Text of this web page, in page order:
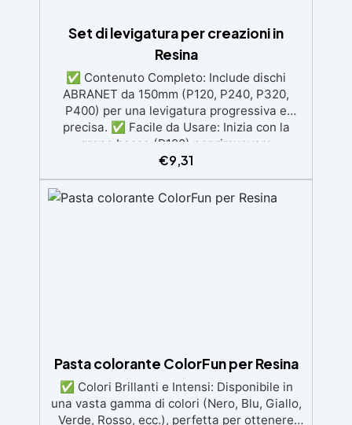
Set di levigatura per creazioni in
Resina
✅ Contenuto Completo: Include dischi
ABRANET da 150mm (P120, P240, P320,
P400) per una levigatura progressiva e
precisa. ✅ Facile da Usare: Inizia con la
grana bassa (P120) per rimuovere
imperfezioni e passa progressivamente a
grane più fini per una finitura omogenea. ✅
Tecnologia Avanzata: I dischi retati
favoriscono l'aspirazione della polvere,
principianti.
€9,31
Pasta colorante ColorFun per Resina
✅ Colori Brillanti e Intensi: Disponibile in
una vasta gamma di colori (Nero, Blu, Giallo,
Verde, Rosso, ecc.), perfetta per ottenere